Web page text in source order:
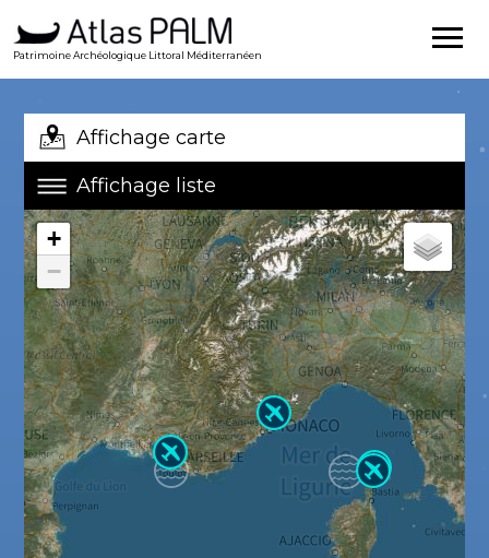
Patrimoine Archéologique Littoral Méditerranéen
Affichage carte
Affichage liste
+
−